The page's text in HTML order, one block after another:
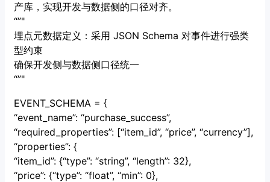
产库，实现开发与数据侧的口径对齐。
“”"
埋点元数据定义：采用 JSON Schema 对事件进行强类
型约束
确保开发侧与数据侧口径统一
“”"
EVENT_SCHEMA = {
“event_name”: “purchase_success”,
“required_properties”: [“item_id”, “price”, “currency”],
“properties”: {
“item_id”: {“type”: “string”, “length”: 32},
“price”: {“type”: “float”, “min”: 0},